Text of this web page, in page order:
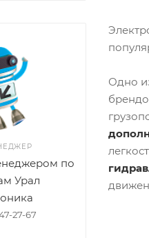
Одно
по
Урал
27-67